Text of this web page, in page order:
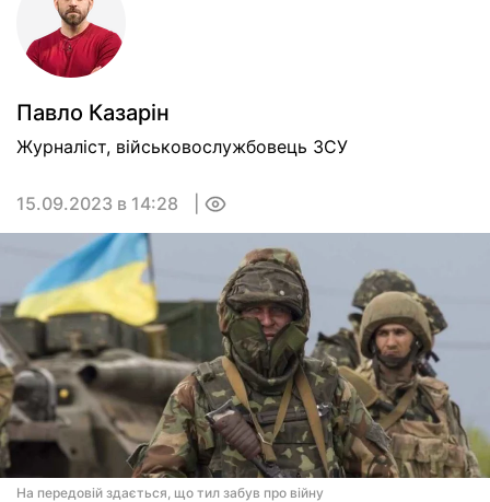
Павло Казарін
Журналіст, військовослужбовець ЗСУ
15.09.2023 в 14:28
На передовій здається, що тил забув про війну